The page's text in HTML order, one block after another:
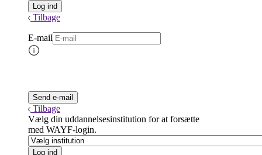
Tilbage
E-mail
Tilbage
Vælg din uddannelsesinstitution for at forsætte
med WAYF-login.